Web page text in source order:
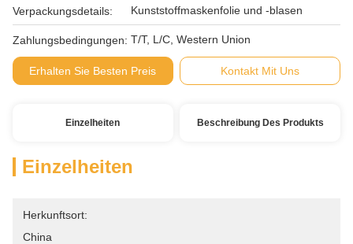
Verpackungsdetails: Kunststoffmaskenfolie und -blasen
Zahlungsbedingungen: T/T, L/C, Western Union
Erhalten Sie Besten Preis Kontakt Mit Uns
Einzelheiten Beschreibung Des Produkts
Einzelheiten
Herkunftsort:
China